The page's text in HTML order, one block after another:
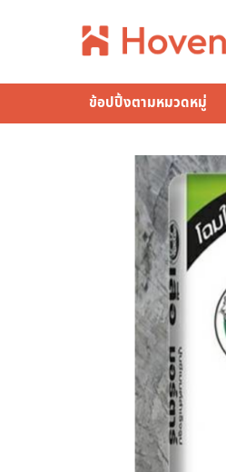
ข้อปปิ้งตามหมวดหมู่